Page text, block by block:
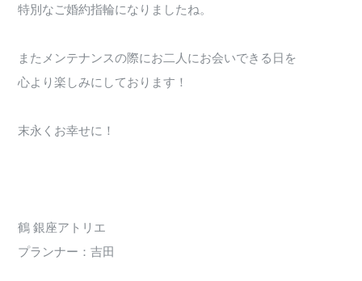
特別なご婚約指輪になりましたね。
またメンテナンスの際にお二人にお会いできる日を
心より楽しみにしております！
末永くお幸せに！
鶴 銀座アトリエ
プランナー：吉田